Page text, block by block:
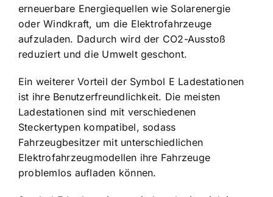
erneuerbare Energiequellen wie Solarenergie
oder Windkraft, um die Elektrofahrzeuge
aufzuladen. Dadurch wird der CO2-Ausstoß
reduziert und die Umwelt geschont.
Ein weiterer Vorteil der Symbol E Ladestationen
ist ihre Benutzerfreundlichkeit. Die meisten
Ladestationen sind mit verschiedenen
Steckertypen kompatibel, sodass
Fahrzeugbesitzer mit unterschiedlichen
Elektrofahrzeugmodellen ihre Fahrzeuge
problemlos aufladen können.